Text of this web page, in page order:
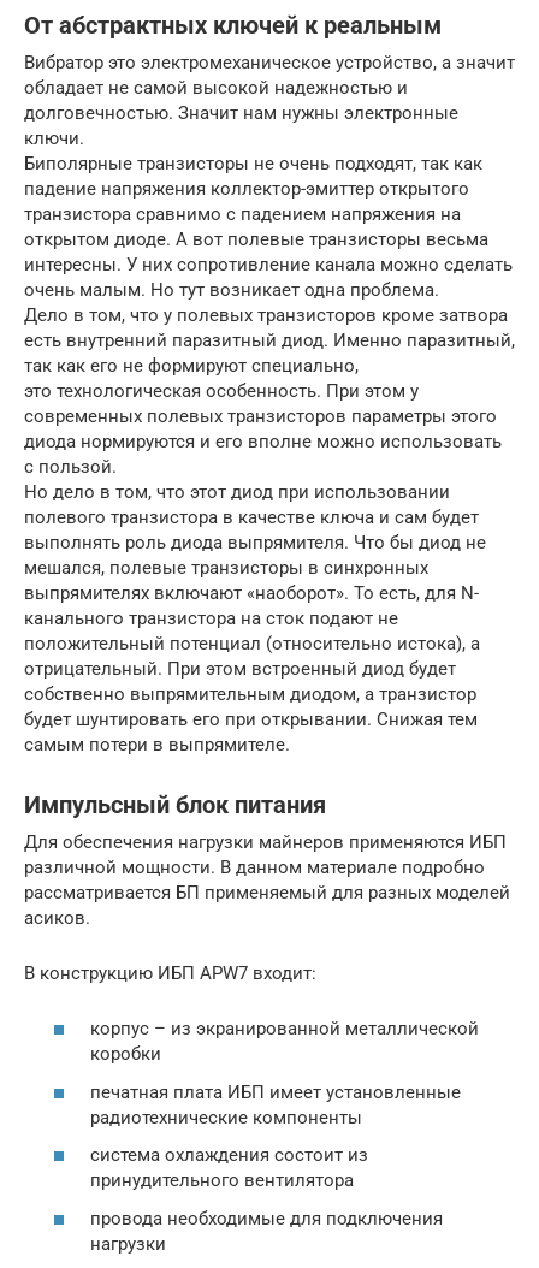
От абстрактных ключей к реальным
Вибратор это электромеханическое устройство, а значит
обладает не самой высокой надежностью и
долговечностью. Значит нам нужны электронные
ключи.
Биполярные транзисторы не очень подходят, так как
падение напряжения коллектор-эмиттер открытого
транзистора сравнимо с падением напряжения на
открытом диоде. А вот полевые транзисторы весьма
интересны. У них сопротивление канала можно сделать
очень малым. Но тут возникает одна проблема.
Дело в том, что у полевых транзисторов кроме затвора
есть внутренний паразитный диод. Именно паразитный,
так как его не формируют специально,
это технологическая особенность. При этом у
современных полевых транзисторов параметры этого
диода нормируются и его вполне можно использовать
с пользой.
Но дело в том, что этот диод при использовании
полевого транзистора в качестве ключа и сам будет
выполнять роль диода выпрямителя. Что бы диод не
мешался, полевые транзисторы в синхронных
выпрямителях включают «наоборот». То есть, для N-
канального транзистора на сток подают не
положительный потенциал (относительно истока), а
отрицательный. При этом встроенный диод будет
собственно выпрямительным диодом, а транзистор
будет шунтировать его при открывании. Снижая тем
самым потери в выпрямителе.
Импульсный блок питания
Для обеспечения нагрузки майнеров применяются ИБП
различной мощности. В данном материале подробно
рассматривается БП применяемый для разных моделей
асиков.
В конструкцию ИБП APW7 входит:
корпус – из экранированной металлической
коробки
печатная плата ИБП имеет установленные
радиотехнические компоненты
система охлаждения состоит из
принудительного вентилятора
провода необходимые для подключения
нагрузки